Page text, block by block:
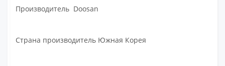
Производитель Doosan
Страна производитель Южная Корея